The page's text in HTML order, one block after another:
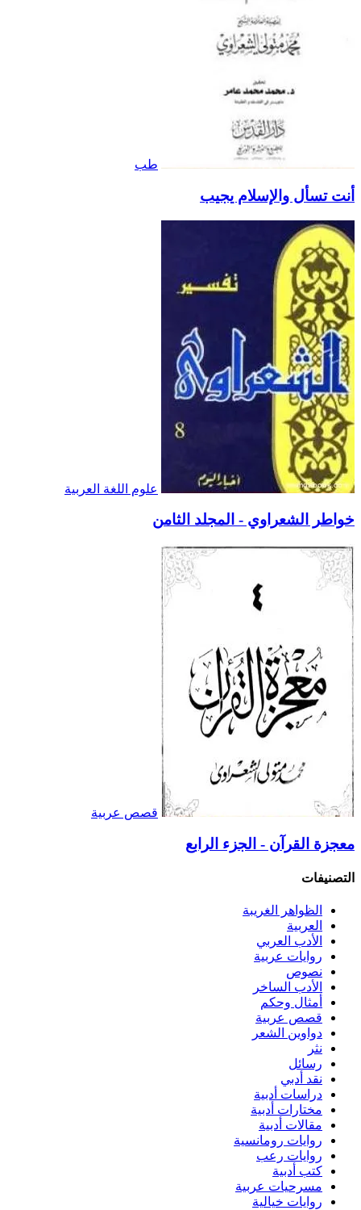
طب
أنت تسأل والإسلام يجيب
علوم اللغة العربية
خواطر الشعراوي - المجلد الثامن
قصص عربية
معجزة القرآن - الجزء الرابع
التصنيفات
الظواهر الغريبة‏
العربية
الأدب العربي
روايات عربية
نصوص
الأدب الساخر
أمثال وحكم
قصص عربية
دواوين الشعر
نثر
رسائل
نقد أدبي
دراسات أدبية
مختارات أدبية
مقالات أدبية
روايات رومانسية
روايات رعب
كتب أدبية
مسرحيات عربية
روايات خيالية